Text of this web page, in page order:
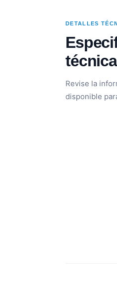
DETALLES
Revise la
disponible